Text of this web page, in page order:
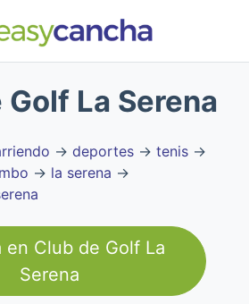
La Serena
→ deportes → tenis →
→ la serena →
en Club de Golf La
Serena